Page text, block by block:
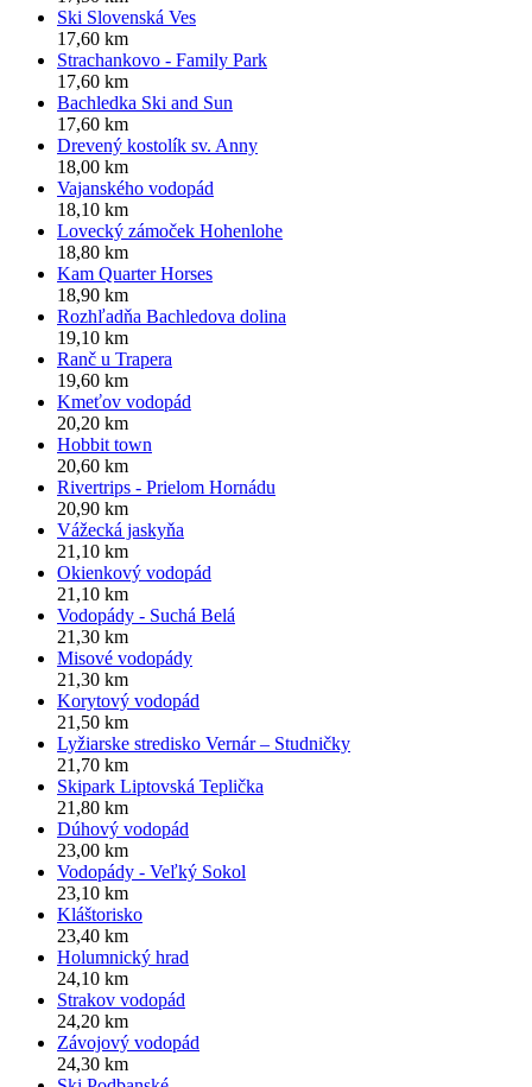
Ski Slovenská Ves
17,60 km
Strachankovo - Family Park
17,60 km
Bachledka Ski and Sun
17,60 km
Drevený kostolík sv. Anny
18,00 km
Vajanského vodopád
18,10 km
Lovecký zámoček Hohenlohe
18,80 km
Kam Quarter Horses
18,90 km
Rozhľadňa Bachledova dolina
19,10 km
Ranč u Trapera
19,60 km
Kmeťov vodopád
20,20 km
Hobbit town
20,60 km
Rivertrips - Prielom Hornádu
20,90 km
Vážecká jaskyňa
21,10 km
Okienkový vodopád
21,10 km
Vodopády - Suchá Belá
21,30 km
Misové vodopády
21,30 km
Korytový vodopád
21,50 km
Lyžiarske stredisko Vernár – Studničky
21,70 km
Skipark Liptovská Teplička
21,80 km
Dúhový vodopád
23,00 km
Vodopády - Veľký Sokol
23,10 km
Kláštorisko
23,40 km
Holumnický hrad
24,10 km
Strakov vodopád
24,20 km
Závojový vodopád
24,30 km